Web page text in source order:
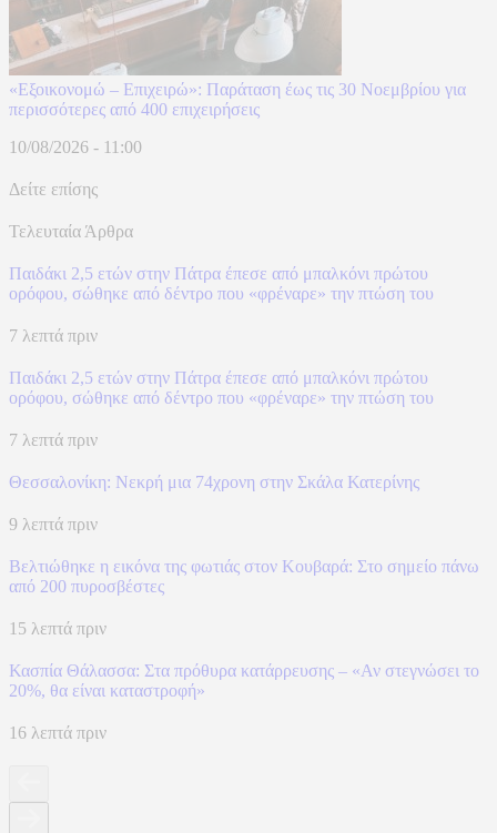
«Εξοικονομώ – Επιχειρώ»: Παράταση έως τις 30 Νοεμβρίου για
περισσότερες από 400 επιχειρήσεις
10/08/2026 - 11:00
Δείτε επίσης
Τελευταία Άρθρα
Παιδάκι 2,5 ετών στην Πάτρα έπεσε από μπαλκόνι πρώτου
ορόφου, σώθηκε από δέντρο που «φρέναρε» την πτώση του
7 λεπτά πριν
Παιδάκι 2,5 ετών στην Πάτρα έπεσε από μπαλκόνι πρώτου
ορόφου, σώθηκε από δέντρο που «φρέναρε» την πτώση του
7 λεπτά πριν
Θεσσαλονίκη: Νεκρή μια 74χρονη στην Σκάλα Κατερίνης
9 λεπτά πριν
Βελτιώθηκε η εικόνα της φωτιάς στον Κουβαρά: Στο σημείο πάνω
από 200 πυροσβέστες
15 λεπτά πριν
Κασπία Θάλασσα: Στα πρόθυρα κατάρρευσης – «Αν στεγνώσει το
20%, θα είναι καταστροφή»
16 λεπτά πριν